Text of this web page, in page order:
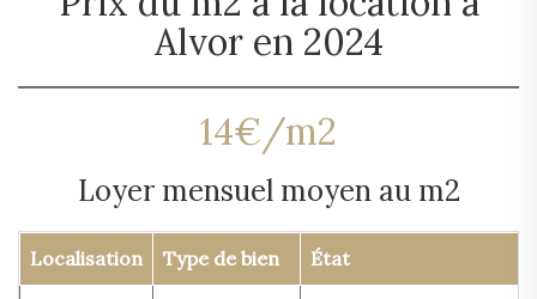
Alvor en 2024
14€/m2
Loyer mensuel moyen au m2
Localisation Type de bien État